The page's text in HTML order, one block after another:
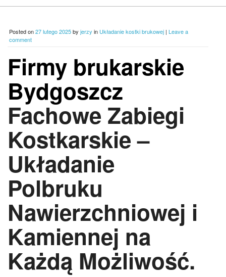
Posted on27 lutego 2025by jerzy in Układanie kostki brukowej | Leave a
comment
Firmy brukarskie
Bydgoszcz
Fachowe Zabiegi
Kostkarskie –
Układanie
Polbruku
Nawierzchniowej i
Kamiennej na
Każdą Możliwość.